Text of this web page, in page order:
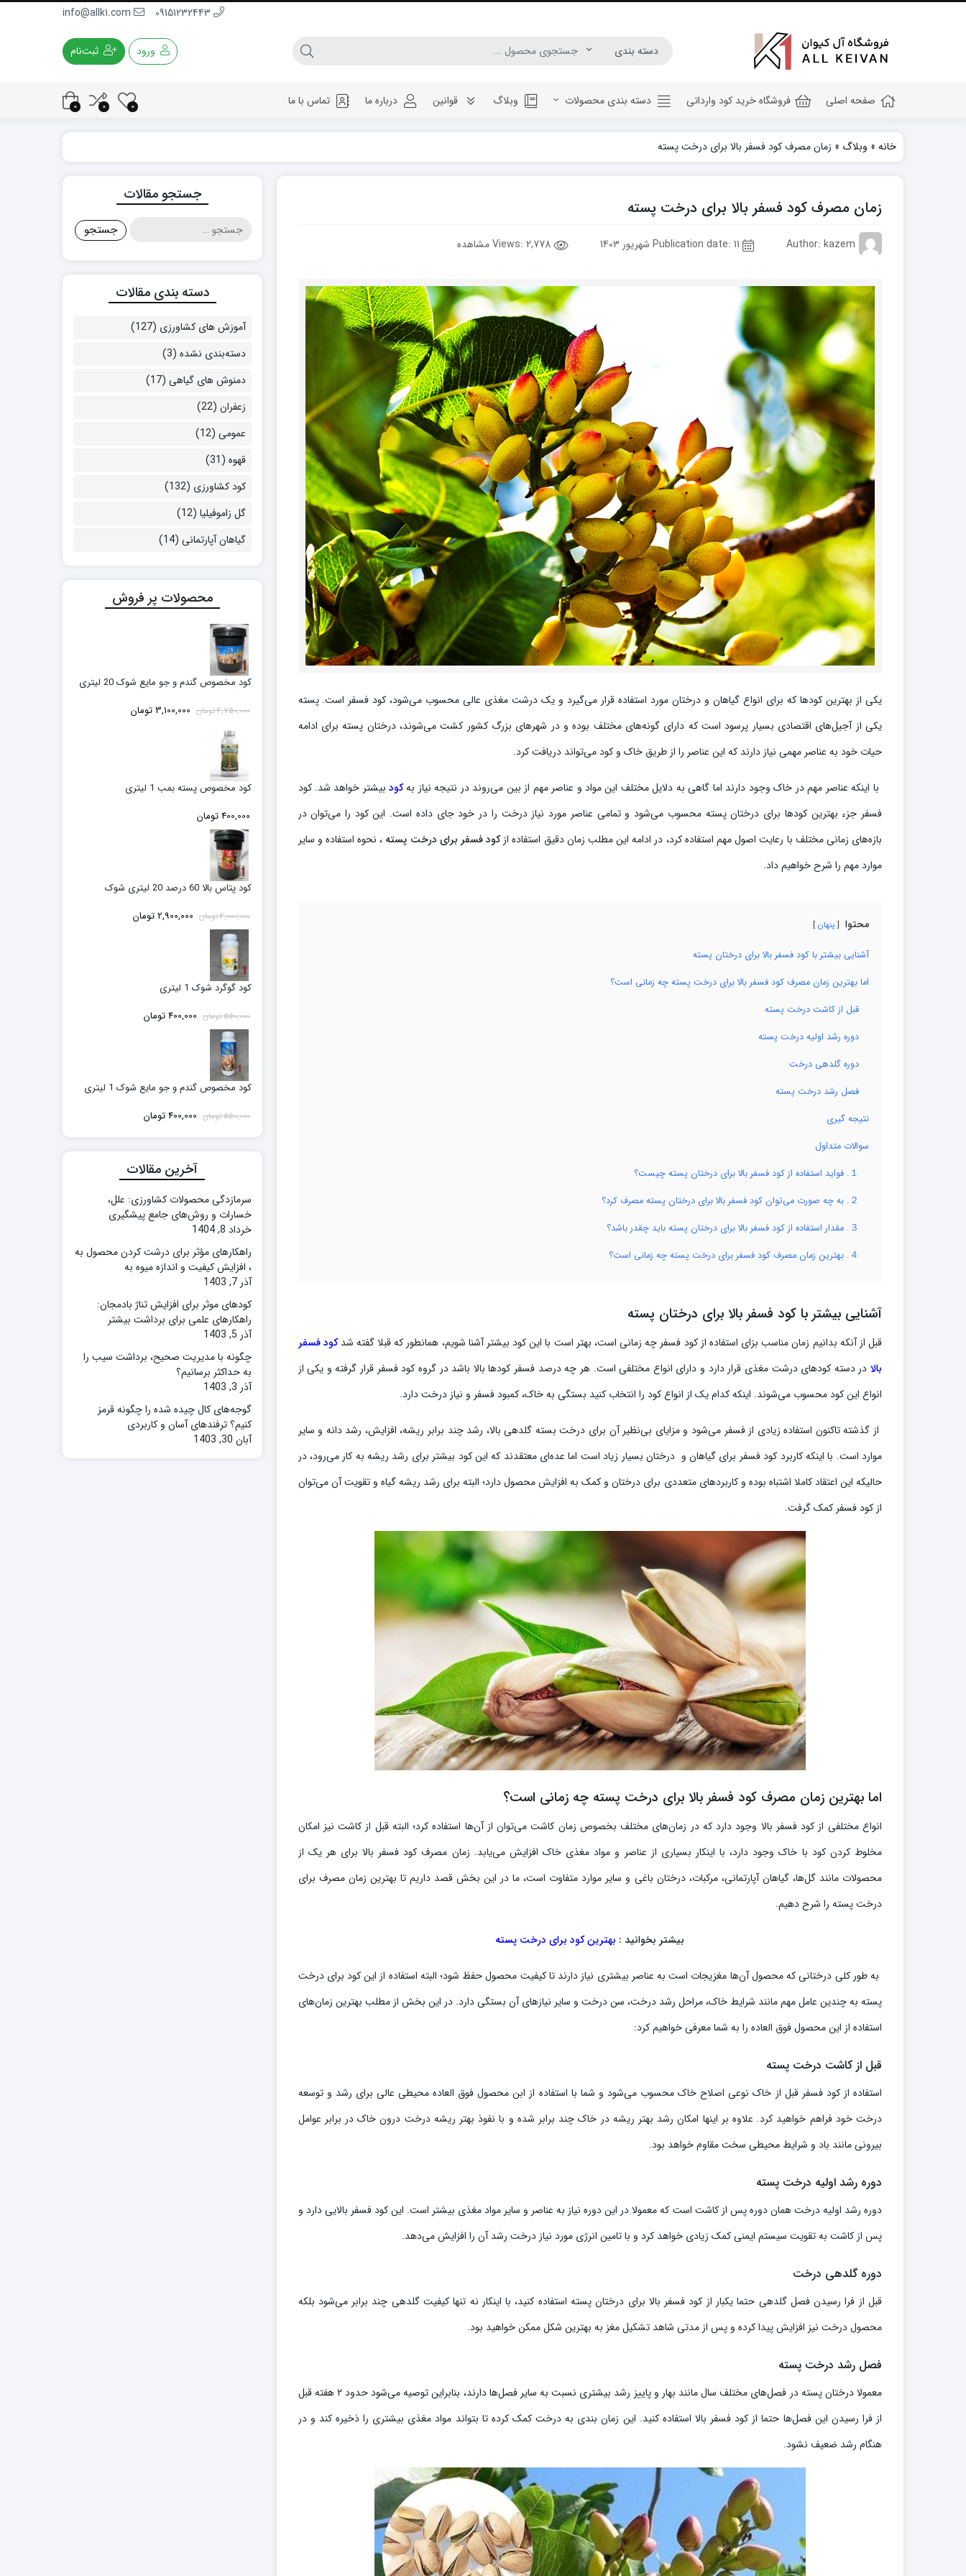
ورود ثبت‌نام
صفحه اصلی فروشگاه خرید کود وارداتی دسته بندی محصولات
کود کامل ۲۰ ۲۰ ۲۰
کود npk
کود آهن
کود فسفر بالا
کود گلدهی(کود ۱۲ ۱۲ ۳۶)
کود آمینو اسید
کود فروت ست
کود گیاهان آپارتمانی
وبلاگ قوانین درباره ما تماس با ما 0
0
0
خانه » وبلاگ » زمان مصرف کود فسفر بالا برای درخت پسته
زمان مصرف کود فسفر بالا برای درخت پسته
Author: kazem 2,778 مشاهده
یکی از بهترین کودها که برای انواع گیاهان و درختان مورد استفاده قرار می‌گیرد و یک درشت مغذی عالی محسوب می‌شود، کود فسفر است. پسته
یکی از آجیل‌های اقتصادی بسیار پرسود است که دارای گونه‌های مختلف بوده و در شهرهای بزرگ کشور کشت می‌شوند، درختان پسته برای ادامه
حیات خود به عناصر مهمی نیاز دارند که این عناصر را از طریق خاک و کود می‌تواند دریافت کرد.
با اینکه عناصر مهم در خاک وجود دارند اما گاهی به دلایل مختلف این مواد و عناصر مهم از بین می‌روند در نتیجه نیاز بهکود بیشتر خواهد شد. کود
فسفر جزء بهترین کودها برای درختان پسته محسوب می‌شود و تمامی عناصر مورد نیاز درخت را در خود جای داده است. این کود را می‌توان در
بازه‌های زمانی مختلف با رعایت اصول مهم استفاده کرد، در ادامه این مطلب زمان دقیق استفاده ازکود فسفر برای درخت پسته ، نحوه استفاده و سایر
موارد مهم را شرح خواهیم داد.
محتوا پنهان
آشنایی بیشتر با کود فسفر بالا برای درختان پسته
اما بهترین زمان مصرف کود فسفر بالا برای درخت پسته چه زمانی است؟
قبل از کاشت درخت پسته
دوره رشد اولیه درخت پسته
دوره گلدهی درخت
فصل رشد درخت پسته
نتیجه گیری
سوالات متداول
１. فواید استفاده از کود فسفر بالا برای درختان پسته چیست؟
２. به چه صورت می‌توان کود فسفر بالا برای درختان پسته مصرف کرد؟
３. مقدار استفاده از کود فسفر بالا برای درختان پسته باید چقدر باشد؟
４. بهترین زمان مصرف کود فسفر برای درخت پسته چه زمانی است؟
آشنایی بیشتر با کود فسفر بالا برای درختان پسته
قبل از آنکه بدانیم زمان مناسب بزای استفاده از کود فسفر چه زمانی است، بهتر است با این کود بیشتر آشنا شویم، همانطور که قبلا گفته شدکود فسفر
بالا در دسته کودهای درشت مغذی قرار دارد و دارای انواع مختلفی است. هر چه درصد فسفر کودها بالا باشد در گروه کود فسفر قرار گرفته و یکی از
انواع این کود محسوب می‌شوند. اینکه کدام یک از انواع کود را انتخاب کنید بستگی به خاک، کمبود فسفر و نیاز درخت دارد.
از گذشته تاکنون استفاده زیادی از فسفر می‌شود و مزایای بی‌نظیر آن برای درخت بسته گلدهی بالا، رشد چند برابر ریشه، افزایش، رشد دانه و سایر
موارد است. با اینکه کاربرد کود فسفر برای گیاهان و درختان بسیار زیاد است اما عده‌ای معتقدند که این کود بیشتر برای رشد ریشه به کار می‌رود، در
حالیکه این اعتقاد کاملا اشتباه بوده و کاربردهای متعددی برای درختان و کمک به افزایش محصول دارد؛ البته برای رشد ریشه گیاه و تقویت آن می‌توان
از کود فسفر کمک گرفت.
اما بهترین زمان مصرف کود فسفر بالا برای درخت پسته چه زمانی است؟
انواع مختلفی از کود فسفر بالا وجود دارد که در زمان‌های مختلف بخصوص زمان کاشت می‌توان از آن‌ها استفاده کرد؛ البته قبل از کاشت نیز امکان
مخلوط کردن کود با خاک وجود دارد، با اینکار بسیاری از عناصر و مواد مغذی خاک افزایش می‌یابد. زمان مصرف کود فسفر بالا برای هر یک از
محصولات مانند گل‌ها، گیاهان آپارتمانی، مرکبات، درختان باغی و سایر موارد متفاوت است، ما در این بخش قصد داریم تا بهترین زمان مصرف برای
درخت پسته را شرح دهیم.
بیشتر بخوانید : بهترین کود برای درخت پسته
به طور کلی درختانی که محصول آن‌ها مغزیجات است به عناصر بیشتری نیاز دارند تا کیفیت محصول حفظ شود؛ البته استفاده از این کود برای درخت
پسته به چندین عامل مهم مانند شرایط خاک، مراحل رشد درخت، سن درخت و سایر نیازهای آن بستگی دارد. در این بخش از مطلب بهترین زمان‌های
استفاده از این محصول فوق العاده را به شما معرفی خواهیم کرد:
قبل از کاشت درخت پسته
استفاده از کود فسفر قبل از خاک نوعی اصلاح خاک محسوب می‌شود و شما با استفاده از ابن محصول فوق العاده محیطی عالی برای رشد و توسعه
درخت خود فراهم خواهید کرد. علاوه بر اینها امکان رشد بهتر ریشه در خاک چند برابر شده و با نفوذ بهتر ریشه درخت درون خاک در برابر عوامل
بیرونی مانند باد و شرایط محیطی سخت مقاوم خواهد بود.
دوره رشد اولیه درخت پسته
دوره رشد اولیه درخت همان دوره پس از کاشت است که معمولا در این دوره نیاز به عناصر و سایر مواد مغذی بیشتر است. این کود فسفر بالایی دارد و
پس از کاشت به تقویت سیستم ایمنی کمک زیادی خواهد کرد و با تامین انرژی مورد نیاز درخت رشد آن را افزایش می‌دهد.
دوره گلدهی درخت
قبل از فرا رسیدن فصل گلدهی حتما یکبار از کود فسفر بالا برای درختان پسته استفاده کنید، با اینکار نه تنها کیفیت گلدهی چند برابر می‌شود بلکه
محصول درخت نیز افزایش پیدا کرده و پس از مدتی شاهد تشکیل مغز به بهترین شکل ممکن خواهید بود.
فصل رشد درخت پسته
معمولا درختان پسته در فصل‌های مختلف سال مانند بهار و پاییز رشد بیشتری نسبت به سایر فصل‌ها دارند، بنابراین توصیه می‌شود حدود ۲ هفته قبل
از فرا رسیدن این فصل‌ها حتما از کود فسفر بالا استفاده کنید. این زمان بندی به درخت کمک کرده تا بتواند مواد مغذی بیشتری را ذخیره کند و در
هنگام رشد ضعیف نشود.
جستجو مقالات
جستجو
برای:
دسته بندی مقالات
آموزش های کشاورزی (127)
دسته‌بندی نشده (3)
دمنوش های گیاهی (17)
زعفران (22)
عمومی (12)
قهوه (31)
کود کشاورزی (132)
گل زاموفیلیا (12)
گیاهان آپارتمانی (14)
محصولات پر فروش
کود مخصوص گندم و جو مایع شوک 20 لیتری
4,750,000تومان قیمت
3,100,000 تومان
کود مخصوص پسته بمب 1 لیتری
400,000 تومان
کود پتاس بالا 60 درصد 20 لیتری شوک
4,000,000تومان قیمت
2,900,000 تومان
کود گوگرد شوک 1 لیتری
550,000تومان قیمت
400,000 تومان
کود مخصوص گندم و جو مایع شوک 1 لیتری
550,000تومان قیمت
بود.
400,000 تومان
آخرین مقالات
سرمازدگی محصولات کشاورزی: علل،
خسارات و روش‌های جامع پیشگیری
خرداد 8, 1404
راهکارهای مؤثر برای درشت کردن محصول به
، افزایش کیفیت و اندازه میوه به
آذر 7, 1403
کودهای موثر برای افزایش تناژ بادمجان:
راهکارهای علمی برای برداشت بیشتر
آذر 5, 1403
چگونه با مدیریت صحیح، برداشت سیب را
به حداکثر برسانیم؟
آذر 3, 1403
گوجه‌های کال چیده شده را چگونه قرمز
کنیم؟ ترفندهای آسان و کاربردی
آبان 30, 1403